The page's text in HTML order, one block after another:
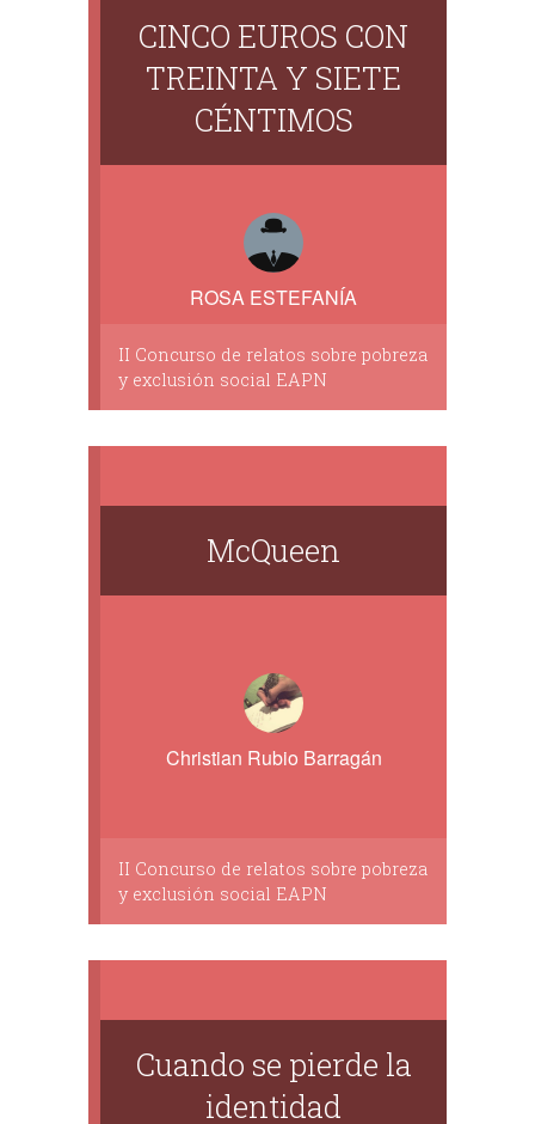
CINCO EUROS CON
TREINTA Y SIETE
CÉNTIMOS
ROSA ESTEFANÍA
II Concurso de relatos sobre pobreza
y exclusión social EAPN
McQueen
Christian Rubio Barragán
II Concurso de relatos sobre pobreza
y exclusión social EAPN
Cuando se pierde la
identidad